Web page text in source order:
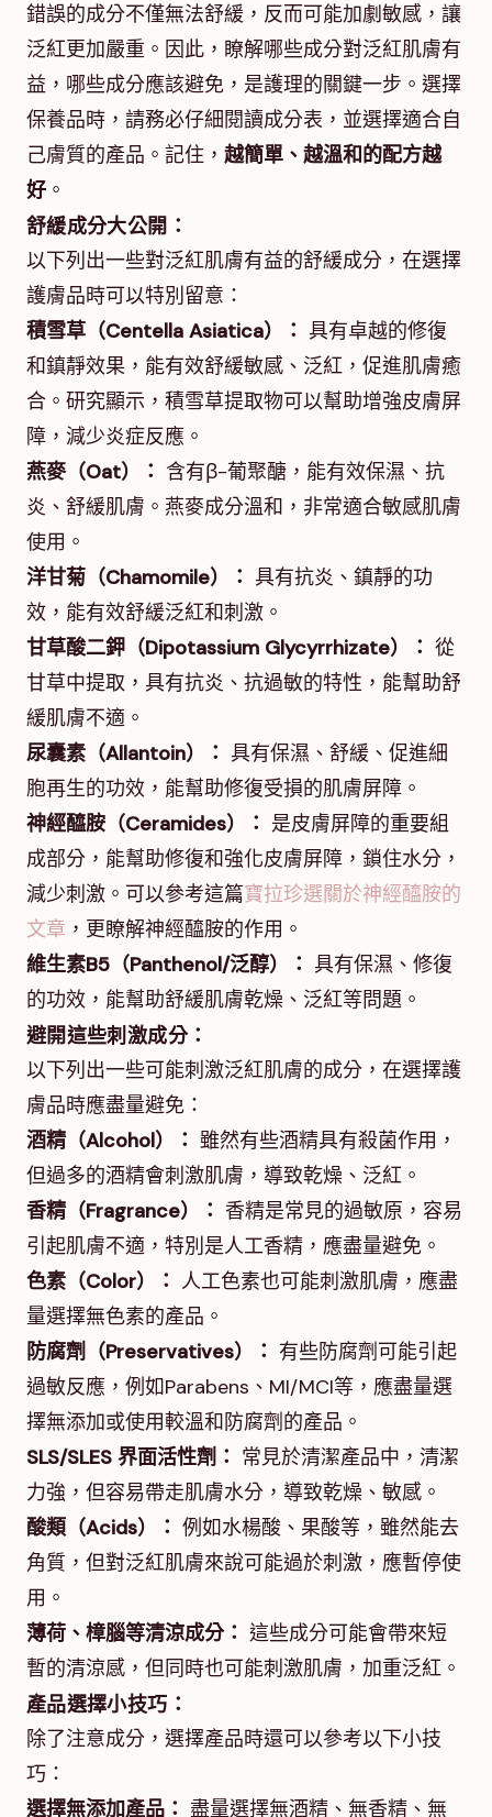
錯誤的成分不僅無法舒緩，反而可能加劇敏感，讓
泛紅更加嚴重。因此，瞭解哪些成分對泛紅肌膚有
益，哪些成分應該避免，是護理的關鍵一步。選擇
保養品時，請務必仔細閱讀成分表，並選擇適合自
己膚質的產品。記住， 越簡單、越溫和的配方越
好 。
舒緩成分大公開：
以下列出一些對泛紅肌膚有益的舒緩成分，在選擇
護膚品時可以特別留意：
積雪草（Centella Asiatica）： 具有卓越的修復
和鎮靜效果，能有效舒緩敏感、泛紅，促進肌膚癒
合。研究顯示，積雪草提取物可以幫助增強皮膚屏
障，減少炎症反應。
燕麥（Oat）： 含有β-葡聚醣，能有效保濕、抗
炎、舒緩肌膚。燕麥成分溫和，非常適合敏感肌膚
使用。
洋甘菊（Chamomile）： 具有抗炎、鎮靜的功
效，能有效舒緩泛紅和刺激。
甘草酸二鉀（Dipotassium Glycyrrhizate）： 從
甘草中提取，具有抗炎、抗過敏的特性，能幫助舒
緩肌膚不適。
尿囊素（Allantoin）： 具有保濕、舒緩、促進細
胞再生的功效，能幫助修復受損的肌膚屏障。
神經醯胺（Ceramides）： 是皮膚屏障的重要組
成部分，能幫助修復和強化皮膚屏障，鎖住水分，
減少刺激。可以參考這篇寶拉珍選關於神經醯胺的
文章 ，更瞭解神經醯胺的作用。
維生素B5（Panthenol/泛醇）： 具有保濕、修復
的功效，能幫助舒緩肌膚乾燥、泛紅等問題。
避開這些刺激成分：
以下列出一些可能刺激泛紅肌膚的成分，在選擇護
膚品時應盡量避免：
酒精（Alcohol）： 雖然有些酒精具有殺菌作用，
但過多的酒精會刺激肌膚，導致乾燥、泛紅。
香精（Fragrance）： 香精是常見的過敏原，容易
引起肌膚不適，特別是人工香精，應盡量避免。
色素（Color）： 人工色素也可能刺激肌膚，應盡
量選擇無色素的產品。
防腐劑（Preservatives）： 有些防腐劑可能引起
過敏反應，例如Parabens、MI/MCI等，應盡量選
擇無添加或使用較溫和防腐劑的產品。
SLS/SLES 界面活性劑： 常見於清潔產品中，清潔
力強，但容易帶走肌膚水分，導致乾燥、敏感。
酸類（Acids）： 例如水楊酸、果酸等，雖然能去
角質，但對泛紅肌膚來說可能過於刺激，應暫停使
用。
薄荷、樟腦等清涼成分： 這些成分可能會帶來短
暫的清涼感，但同時也可能刺激肌膚，加重泛紅。
產品選擇小技巧：
除了注意成分，選擇產品時還可以參考以下小技
巧：
選擇無添加產品： 盡量選擇無酒精、無香精、無